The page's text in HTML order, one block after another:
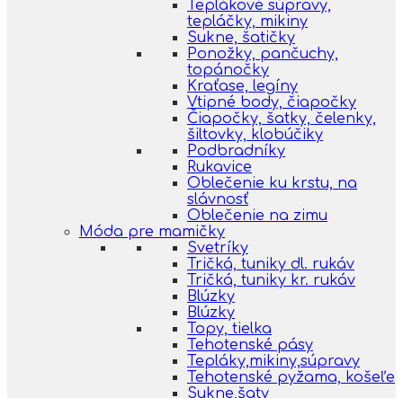
Teplákové súpravy,
tepláčky, mikiny
Sukne, šatičky
Ponožky, pančuchy,
topánočky
Kraťase, legíny
Vtipné body, čiapočky
Čiapočky, šatky, čelenky,
šiltovky, klobúčiky
Podbradníky
Rukavice
Oblečenie ku krstu, na
slávnosť
Oblečenie na zimu
Móda pre mamičky
Svetríky
Tričká, tuniky dl. rukáv
Tričká, tuniky kr. rukáv
Blúzky
Blúzky
Topy, tielka
Tehotenské pásy
Tepláky,mikiny,súpravy
Tehotenské pyžama, košeľe
Sukne,šaty